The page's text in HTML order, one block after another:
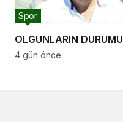
OLGUNLARIN DURUMU
Spor
4 gün önce